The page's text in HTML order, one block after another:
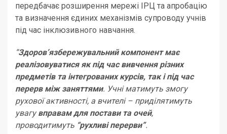
передбачає розширення мережі ІРЦ та апробацію
та визначення єдиних механізмів супроводу учнів
під час інклюзивного навчання.
“Здоров’язбережувальний компонент має
реалізовуватися як під час вивчення різних
предметів та інтегрованих курсів, так і під час
перерв між заняттями. Учні матимуть змогу
рухової активності, а вчителі – приділятимуть
увагувправам для постави та очей,
проводитимуть “рухливі перерви”.